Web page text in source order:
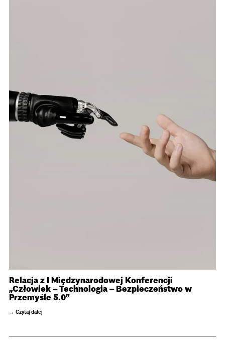
Relacja z I Międzynarodowej Konferencji
„Człowiek – Technologia – Bezpieczeństwo w
Przemyśle 5.0”
Czytaj dalej